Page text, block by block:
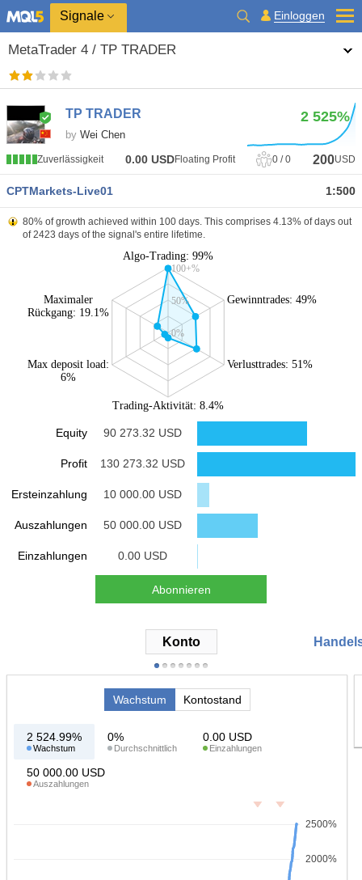
Signale Einloggen
MetaTrader 4 / TP TRADER
TP TRADER
by Wei Chen
2 525%
Zuverlässigkeit 0.00 USDFloating Profit 0 /0 200USD
CPTMarkets-Live01 1:500
80% of growth achieved within 100 days. This comprises 4.13% of days out
of 2423 days of the signal's entire lifetime.
0%
50%
100+%
Gewinntrades: 49%
Verlusttrades: 51%
Trading-Aktivität: 8.4%
Max deposit load:
6%
Maximaler
Rückgang: 19.1%
Algo-Trading: 99%
Equity 90 273.32 USD
Profit 130 273.32 USD
Ersteinzahlung 10 000.00 USD
Auszahlungen 50 000.00 USD
Einzahlungen 0.00 USD
Abonnieren
Konto
Wachstum Kontostand
2 524.99%
Wachstum
0%
Durchschnittlich
0.00 USD
Einzahlungen
50 000.00 USD
Auszahlungen
2000%
2500%